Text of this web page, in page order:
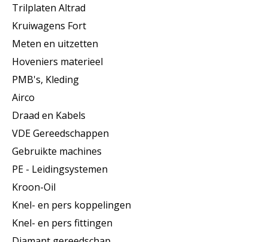
Trilplaten Altrad
Kruiwagens Fort
Meten en uitzetten
Hoveniers materieel
PMB's, Kleding
Airco
Draad en Kabels
VDE Gereedschappen
Gebruikte machines
PE - Leidingsystemen
Kroon-Oil
Knel- en pers koppelingen
Knel- en pers fittingen